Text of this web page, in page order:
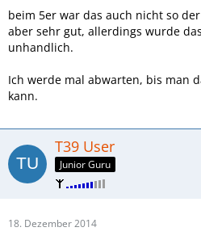
beim 5er war das auch nicht so
aber sehr gut, allerdings wurde
unhandlich.
Ich werde mal abwarten, bis man
kann.
T39 User
Junior Guru
18. Dezember 2014